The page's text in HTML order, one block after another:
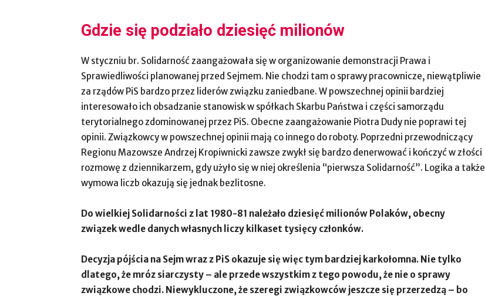
Gdzie się podziało dziesięć milionów
W styczniu br. Solidarność zaangażowała się w organizowanie demonstracji Prawa i
Sprawiedliwości planowanej przed Sejmem. Nie chodzi tam o sprawy pracownicze, niewątpliwie
za rządów PiS bardzo przez liderów związku zaniedbane. W powszechnej opinii bardziej
interesowało ich obsadzanie stanowisk w spółkach Skarbu Państwa i części samorządu
terytorialnego zdominowanej przez PiS. Obecne zaangażowanie Piotra Dudy nie poprawi tej
opinii. Związkowcy w powszechnej opinii mają co innego do roboty. Poprzedni przewodniczący
Regionu Mazowsze Andrzej Kropiwnicki zawsze zwykł się bardzo denerwować i kończyć w złości
rozmowę z dziennikarzem, gdy użyło się w niej określenia “pierwsza Solidarność”. Logika a także
wymowa liczb okazują się jednak bezlitosne.
Do wielkiej Solidarności z lat 1980-81 należało dziesięć milionów Polaków, obecny
związek wedle danych własnych liczy kilkaset tysięcy członków.
Decyzja pójścia na Sejm wraz z PiS okazuje się więc tym bardziej karkołomna. Nie tylko
dlatego, że mróz siarczysty – ale przede wszystkim z tego powodu, że nie o sprawy
związkowe chodzi. Niewykluczone, że szeregi związkowców jeszcze się przerzedzą – bo